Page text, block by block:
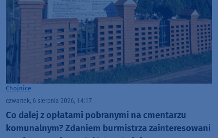
Chojnice
czwartek, 6 sierpnia 2026, 14:17
Co dalej z opłatami pobranymi na cmentarzu
komunalnym? Zdaniem burmistrza zainteresowani